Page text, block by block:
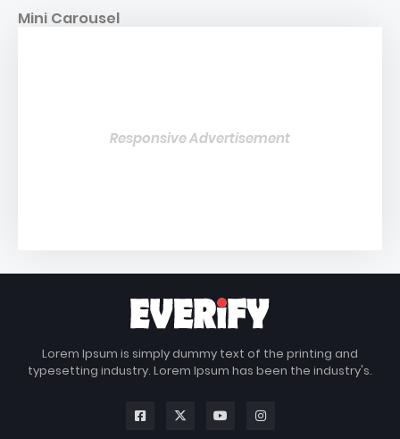
Mini Carousel
Responsive Advertisement
Lorem Ipsum is simply dummy text of the printing and
typesetting industry. Lorem Ipsum has been the industry's.